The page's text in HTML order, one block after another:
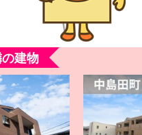
建物